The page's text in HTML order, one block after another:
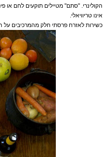
הקולינרי. "סתם" מטיילים תוקעים לחם או
אינו טריוויאלי.
כשירות לאזרח פרסתי חלק מהמרכיבים על